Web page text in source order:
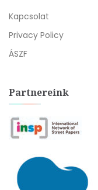
Kapcsolat
Privacy Policy
ÁSZF
Partnereink